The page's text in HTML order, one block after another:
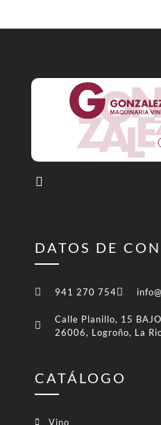
DATOS DE
941 270 754
Calle Planillo, 15
26006, Logroño, La
CATÁLOGO
Vino